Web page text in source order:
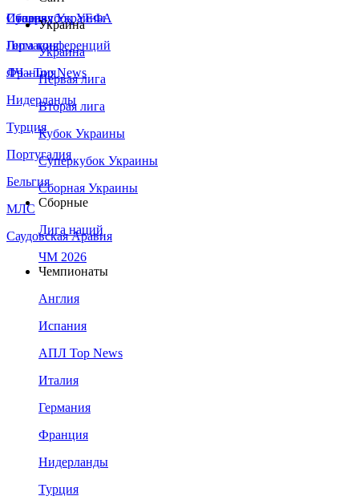
Сборная Украины
Италия
Германия
Франция
Нидерланды
Турция
Португалия
Бельгия
МЛС
Саудовская Аравия
Суперкубок УЕФА
Лига конференций
ЛЧ - Top News
Украина
Украина
Первая лига
Вторая лига
Кубок Украины
Суперкубок Украины
Сборная Украины
Сборные
Лига наций
ЧМ 2026
Чемпионаты
Англия
Испания
АПЛ Top News
Италия
Германия
Франция
Нидерланды
Турция